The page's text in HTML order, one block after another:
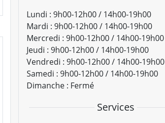
Lundi :9h00-12h00 / 14h00-19h00
Mardi :9h00-12h00 / 14h00-19h00
Mercredi :9h00-12h00 / 14h00-19h00
Jeudi :9h00-12h00 / 14h00-19h00
Vendredi :9h00-12h00 / 14h00-19h00
Samedi :9h00-12h00 / 14h00-19h00
Dimanche : Fermé
Services